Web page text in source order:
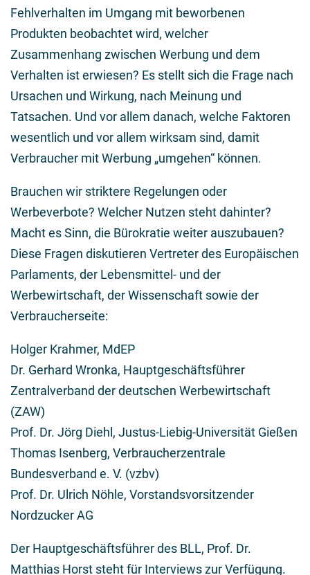
Fehlverhalten im Umgang mit beworbenen
Produkten beobachtet wird, welcher
Zusammenhang zwischen Werbung und dem
Verhalten ist erwiesen? Es stellt sich die Frage nach
Ursachen und Wirkung, nach Meinung und
Tatsachen. Und vor allem danach, welche Faktoren
wesentlich und vor allem wirksam sind, damit
Verbraucher mit Werbung „umgehen“ können.
Brauchen wir striktere Regelungen oder
Werbeverbote? Welcher Nutzen steht dahinter?
Macht es Sinn, die Bürokratie weiter auszubauen?
Diese Fragen diskutieren Vertreter des Europäischen
Parlaments, der Lebensmittel- und der
Werbewirtschaft, der Wissenschaft sowie der
Verbraucherseite:
Holger Krahmer, MdEP
Dr. Gerhard Wronka, Hauptgeschäftsführer
Zentralverband der deutschen Werbewirtschaft
(ZAW)
Prof. Dr. Jörg Diehl, Justus-Liebig-Universität Gießen
Thomas Isenberg, Verbraucherzentrale
Bundesverband e. V. (vzbv)
Prof. Dr. Ulrich Nöhle, Vorstandsvorsitzender
Nordzucker AG
Der Hauptgeschäftsführer des BLL, Prof. Dr.
Matthias Horst steht für Interviews zur Verfügung.